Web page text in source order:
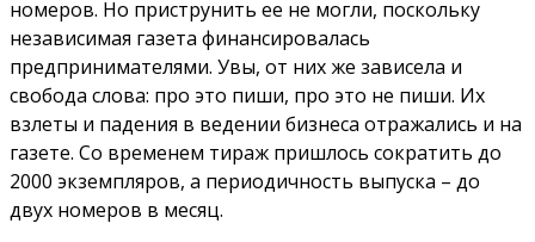
номеров. Но приструнить ее не могли, поскольку
независимая газета финансировалась
предпринимателями. Увы, от них же зависела и
свобода слова: про это пиши, про это не пиши. Их
взлеты и падения в ведении бизнеса отражались и на
газете. Со временем тираж пришлось сократить до
2000 экземпляров, а периодичность выпуска – до
двух номеров в месяц.